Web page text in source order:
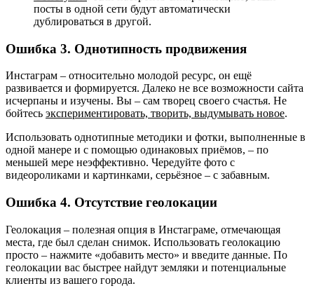
посты в одной сети будут автоматически
дублироваться в другой.
Ошибка 3. Однотипность продвижения
Инстаграм – относительно молодой ресурс, он ещё
развивается и формируется. Далеко не все возможности сайта
исчерпаны и изучены. Вы – сам творец своего счастья. Не
бойтесь экспериментировать, творить, выдумывать новое.
Использовать однотипные методики и фотки, выполненные в
одной манере и с помощью одинаковых приёмов, – по
меньшей мере неэффективно. Чередуйте фото с
видеороликами и картинками, серьёзное – с забавным.
Ошибка 4. Отсутствие геолокации
Геолокация – полезная опция в Инстаграме, отмечающая
места, где был сделан снимок. Использовать геолокацию
просто – нажмите «добавить место» и введите данные. По
геолокации вас быстрее найдут земляки и потенциальные
клиенты из вашего города.